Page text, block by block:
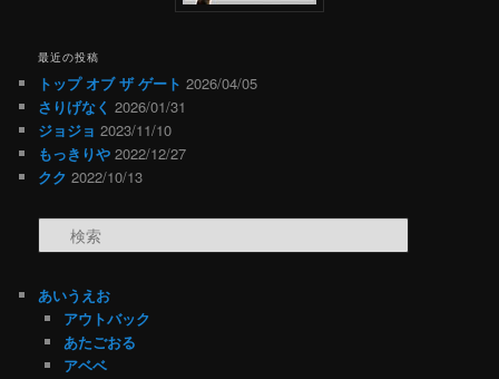
最近の投稿
トップ オブ ザ ゲート 2026/04/05
さりげなく 2026/01/31
ジョジョ 2023/11/10
もっきりや 2022/12/27
クク 2022/10/13
あいうえお
アウトバック
あたごおる
アベベ